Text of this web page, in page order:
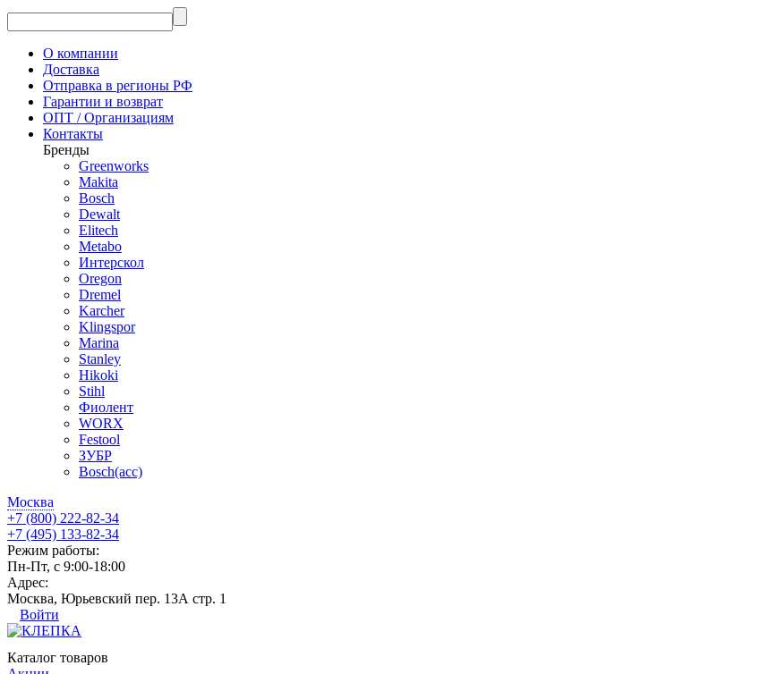
О компании
Доставка
Отправка в регионы РФ
Гарантии и возврат
ОПТ / Организациям
Контакты
Бренды
Greenworks
Makita
Bosch
Dewalt
Elitech
Metabo
Интерскол
Oregon
Dremel
Karcher
Klingspor
Marina
Stanley
Hikoki
Stihl
Фиолент
WORX
Festool
ЗУБР
Bosch(acc)
Москва
+7 (800) 222-82-34
+7 (495) 133-82-34
Режим работы:
Пн-Пт, с 9:00-18:00
Адрес:
Москва, Юрьевский пер. 13А стр. 1
Войти
Каталог товаров